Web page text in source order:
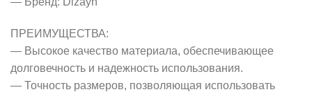
ПРЕИМУЩЕСТВА:
— Высокое качество материала, обеспечивающее
долговечность и надежность использования.
— Точность размеров, позволяющая использовать